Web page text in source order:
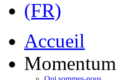
Accueil
Momentum